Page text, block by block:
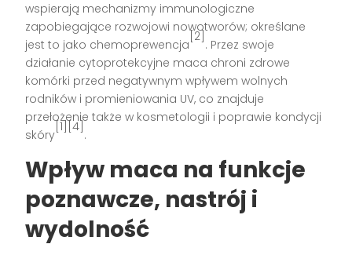
wspierają mechanizmy immunologiczne
zapobiegające rozwojowi nowotworów; określane
jest to jako chemoprewencja
[2]
. Przez swoje
działanie cytoprotekcyjne maca chroni zdrowe
komórki przed negatywnym wpływem wolnych
rodników i promieniowania UV, co znajduje
przełożenie także w kosmetologii i poprawie kondycji
skóry
[1][4]
.
Wpływ maca na funkcje
poznawcze, nastrój i
wydolność